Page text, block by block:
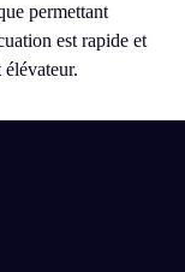
permettant
est rapide et